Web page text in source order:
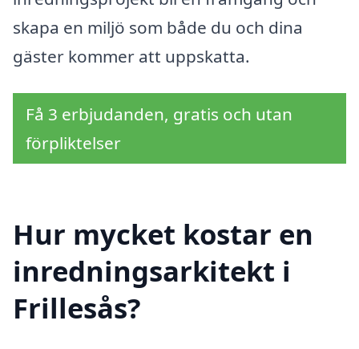
skapa en miljö som både du och dina
gäster kommer att uppskatta.
Få 3 erbjudanden, gratis och utan
förpliktelser
Hur mycket kostar en
inredningsarkitekt i
Frillesås?